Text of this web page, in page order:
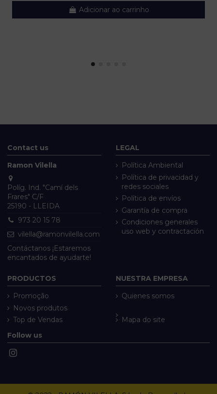
Adicionar ao carrinho
Contact us
Ramon Vilella
Políg. Ind. "Camí dels
Frares" C/F
25190 - LLEIDA
973 20 15 78
vilella@ramonvilella.com
Contáctanos ¡Estaremos
encantados de ayudarte!
LEGAL
Política Ambiental
Política de privacidad y
redes sociales
Política de envíos
Garantía de compra
Condiciones generales
uso web y contractación
PRODUCTOS
Promoção
Novos produtos
Top de Vendas
NUESTRA EMPRESA
Quienes somos
Mapa do site
Follow us